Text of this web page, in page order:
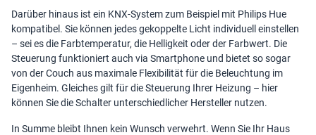
Darüber hinaus ist ein KNX-System zum Beispiel mit Philips Hue
kompatibel. Sie können jedes gekoppelte Licht individuell einstellen
– sei es die Farbtemperatur, die Helligkeit oder der Farbwert. Die
Steuerung funktioniert auch via Smartphone und bietet so sogar
von der Couch aus maximale Flexibilität für die Beleuchtung im
Eigenheim. Gleiches gilt für die Steuerung Ihrer Heizung – hier
können Sie die Schalter unterschiedlicher Hersteller nutzen.
In Summe bleibt Ihnen kein Wunsch verwehrt. Wenn Sie Ihr Haus